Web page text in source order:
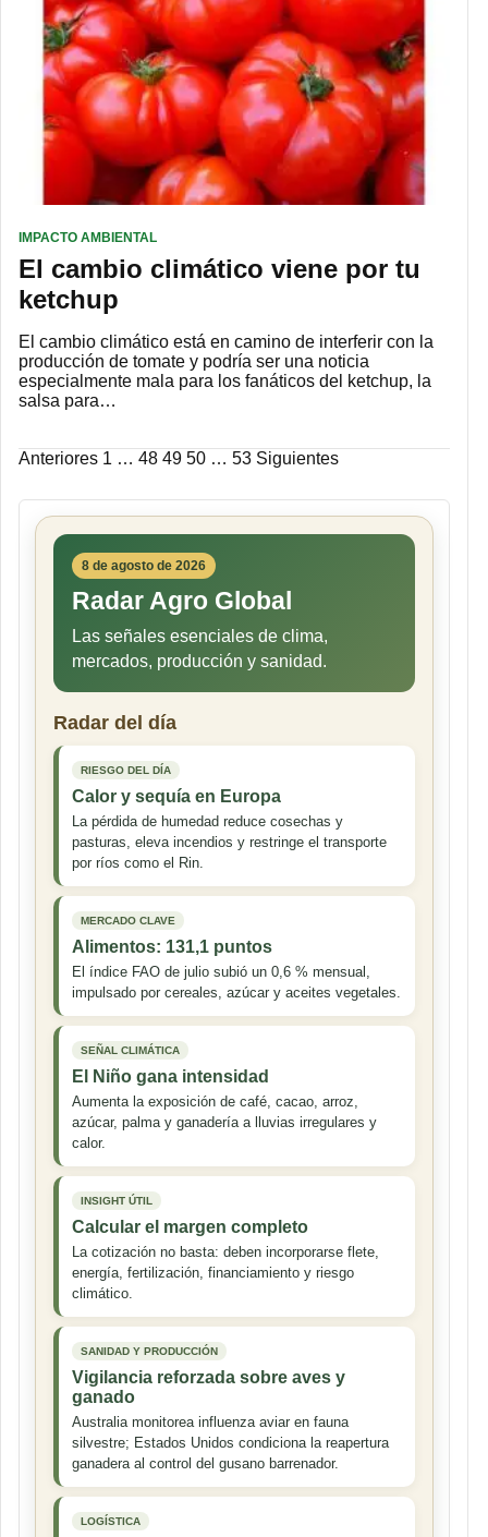
IMPACTO AMBIENTAL
El cambio climático viene por tu
ketchup
El cambio climático está en camino de interferir con la
producción de tomate y podría ser una noticia
especialmente mala para los fanáticos del ketchup, la
salsa para…
Paginación
de
entradas
Anteriores 1 … 48 49 50 … 53 Siguientes
8 de agosto de 2026
Radar Agro Global
Las señales esenciales de clima,
mercados, producción y sanidad.
Radar del día
RIESGO DEL DÍA
Calor y sequía en Europa
La pérdida de humedad reduce cosechas y
pasturas, eleva incendios y restringe el transporte
por ríos como el Rin.
MERCADO CLAVE
Alimentos: 131,1 puntos
El índice FAO de julio subió un 0,6 % mensual,
impulsado por cereales, azúcar y aceites vegetales.
SEÑAL CLIMÁTICA
El Niño gana intensidad
Aumenta la exposición de café, cacao, arroz,
azúcar, palma y ganadería a lluvias irregulares y
calor.
INSIGHT ÚTIL
Calcular el margen completo
La cotización no basta: deben incorporarse flete,
energía, fertilización, financiamiento y riesgo
climático.
SANIDAD Y PRODUCCIÓN
Vigilancia reforzada sobre aves y
ganado
Australia monitorea influenza aviar en fauna
silvestre; Estados Unidos condiciona la reapertura
ganadera al control del gusano barrenador.
LOGÍSTICA